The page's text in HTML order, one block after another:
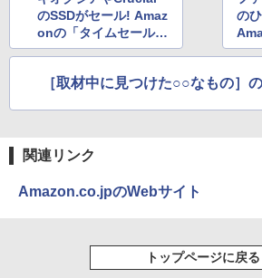
のSSDがセール! Amaz
onの「タイムセール祭
り」
の
ル
［取材中に見つけた○○なもの］
関連リンク
Amazon.co.jpのWebサイト
トップページに戻る